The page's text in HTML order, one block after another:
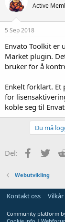
Active
5 Sep 2018
Envato Toolkit er
Market plugin.
bruker for å
Enkelt forklart.
for
koble seg til
Du må
Del: Facebook
Webutvikling
Kontakt oss
Community platform